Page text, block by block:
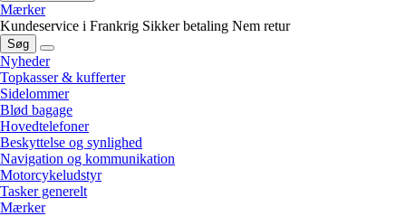
Mærker
Kundeservice i Frankrig Sikker betaling Nem retur
Søg
Nyheder
Topkasser & kufferter
Sidelommer
Blød bagage
Hovedtelefoner
Beskyttelse og synlighed
Navigation og kommunikation
Motorcykeludstyr
Tasker generelt
Mærker